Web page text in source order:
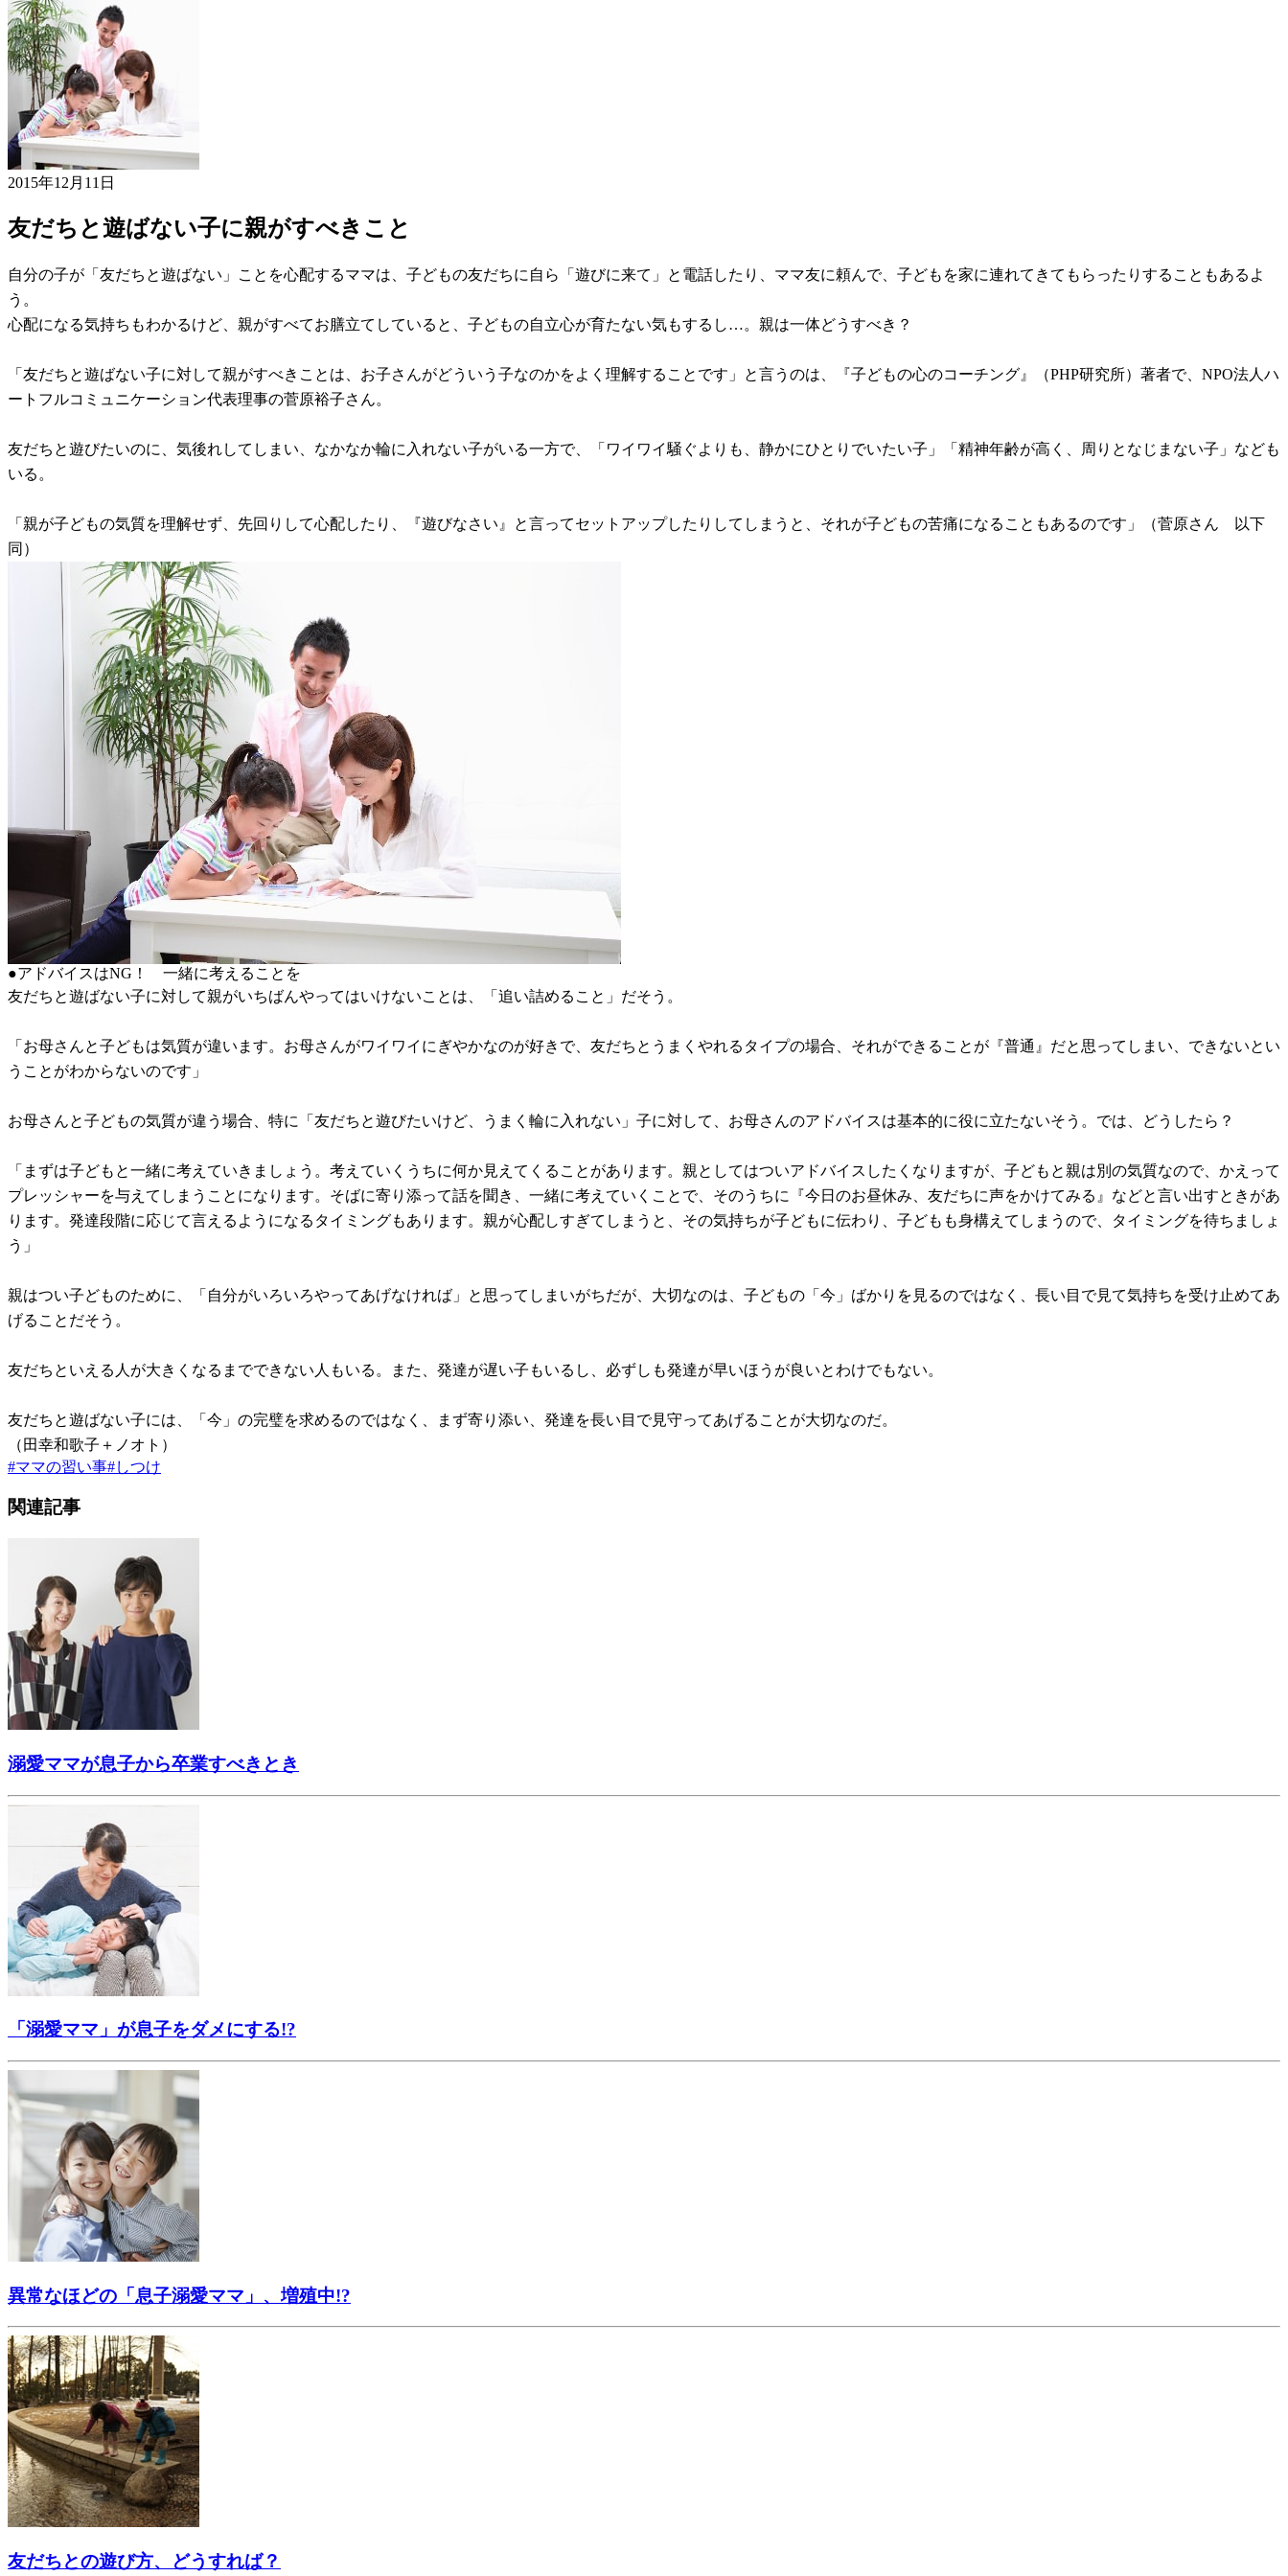
2015年12月11日
友だちと遊ばない子に親がすべきこと
自分の子が「友だちと遊ばない」ことを心配するママは、子どもの友だちに自ら「遊びに来て」と電話したり、ママ友に頼んで、子どもを家に連れてきてもらったりすることもあるよ
う。
心配になる気持ちもわかるけど、親がすべてお膳立てしていると、子どもの自立心が育たない気もするし…。親は一体どうすべき？
「友だちと遊ばない子に対して親がすべきことは、お子さんがどういう子なのかをよく理解することです」と言うのは、『子どもの心のコーチング』（PHP研究所）著者で、NPO法人ハ
ートフルコミュニケーション代表理事の菅原裕子さん。
友だちと遊びたいのに、気後れしてしまい、なかなか輪に入れない子がいる一方で、「ワイワイ騒ぐよりも、静かにひとりでいたい子」「精神年齢が高く、周りとなじまない子」なども
いる。
「親が子どもの気質を理解せず、先回りして心配したり、『遊びなさい』と言ってセットアップしたりしてしまうと、それが子どもの苦痛になることもあるのです」（菅原さん 以下
同）
●アドバイスはNG！ 一緒に考えることを
友だちと遊ばない子に対して親がいちばんやってはいけないことは、「追い詰めること」だそう。
「お母さんと子どもは気質が違います。お母さんがワイワイにぎやかなのが好きで、友だちとうまくやれるタイプの場合、それができることが『普通』だと思ってしまい、できないとい
うことがわからないのです」
お母さんと子どもの気質が違う場合、特に「友だちと遊びたいけど、うまく輪に入れない」子に対して、お母さんのアドバイスは基本的に役に立たないそう。では、どうしたら？
「まずは子どもと一緒に考えていきましょう。考えていくうちに何か見えてくることがあります。親としてはついアドバイスしたくなりますが、子どもと親は別の気質なので、かえって
プレッシャーを与えてしまうことになります。そばに寄り添って話を聞き、一緒に考えていくことで、そのうちに『今日のお昼休み、友だちに声をかけてみる』などと言い出すときがあ
ります。発達段階に応じて言えるようになるタイミングもあります。親が心配しすぎてしまうと、その気持ちが子どもに伝わり、子どもも身構えてしまうので、タイミングを待ちましょ
う」
親はつい子どものために、「自分がいろいろやってあげなければ」と思ってしまいがちだが、大切なのは、子どもの「今」ばかりを見るのではなく、長い目で見て気持ちを受け止めてあ
げることだそう。
友だちといえる人が大きくなるまでできない人もいる。また、発達が遅い子もいるし、必ずしも発達が早いほうが良いとわけでもない。
友だちと遊ばない子には、「今」の完璧を求めるのではなく、まず寄り添い、発達を長い目で見守ってあげることが大切なのだ。
（田幸和歌子＋ノオト）
#ママの習い事#しつけ
関連記事
溺愛ママが息子から卒業すべきとき
「溺愛ママ」が息子をダメにする!?
異常なほどの「息子溺愛ママ」、増殖中!?
友だちとの遊び方、どうすれば？